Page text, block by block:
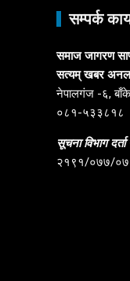
सम्पर्क
समाज जागरण
सत्यम् खबर
नेपालगंज -६,
०८१-५३३८१८
सूचना विभाग
२१९१/०७७/